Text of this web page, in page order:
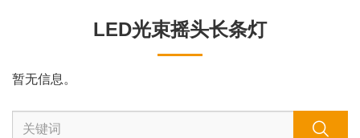
LED光束摇头长条灯
暂无信息。
